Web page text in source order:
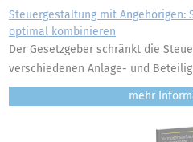
Steuergestaltung mit
optimal kombinieren
Der Gesetzgeber schränkt die
verschiedenen Anlage- und
mehr